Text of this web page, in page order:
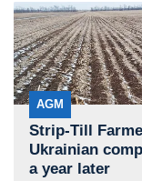
AGM
Strip-Till
Ukrainian
a year later